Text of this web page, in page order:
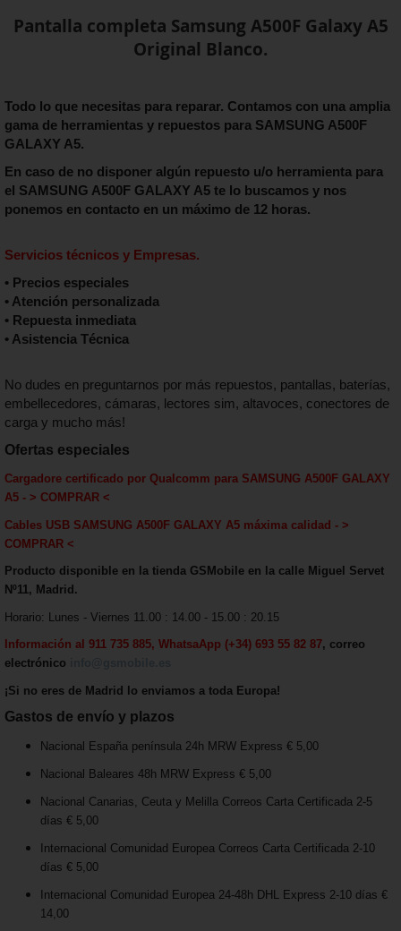
Pantalla completa Samsung A500F Galaxy A5
Original Blanco.
Todo lo que necesitas para reparar. Contamos con una amplia
gama de herramientas y repuestos para SAMSUNG A500F
GALAXY A5.
En caso de no disponer algún repuesto u/o herramienta para
el SAMSUNG A500F GALAXY A5 te lo buscamos y nos
ponemos en contacto en un máximo de 12 horas.
Servicios técnicos y Empresas.
• Precios especiales
• Atención personalizada
• Repuesta inmediata
• Asistencia Técnica
No dudes en preguntarnos por más repuestos, pantallas, baterías,
embellecedores, cámaras, lectores sim, altavoces, conectores de
carga y mucho más!
Ofertas especiales
Cargadore certificado por Qualcomm para SAMSUNG A500F GALAXY
A5 - > COMPRAR <
Cables USB SAMSUNG A500F GALAXY A5 máxima calidad - >
COMPRAR <
Producto disponible en la tienda GSMobile en la calle Miguel Servet
Nº11, Madrid.
Horario: Lunes - Viernes 11.00 : 14.00 - 15.00 : 20.15
Información al 911 735 885, WhatsaApp (+34) 693 55 82 87, correo
electrónico
¡Si no eres de Madrid lo enviamos a toda Europa!
Gastos de envío y plazos
Nacional España península 24h MRW Express € 5,00
Nacional Baleares 48h MRW Express € 5,00
Nacional Canarias, Ceuta y Melilla Correos Carta Certificada 2-5
días € 5,00
Internacional Comunidad Europea Correos Carta Certificada 2-10
días € 5,00
Internacional Comunidad Europea 24-48h DHL Express 2-10 días €
14,00